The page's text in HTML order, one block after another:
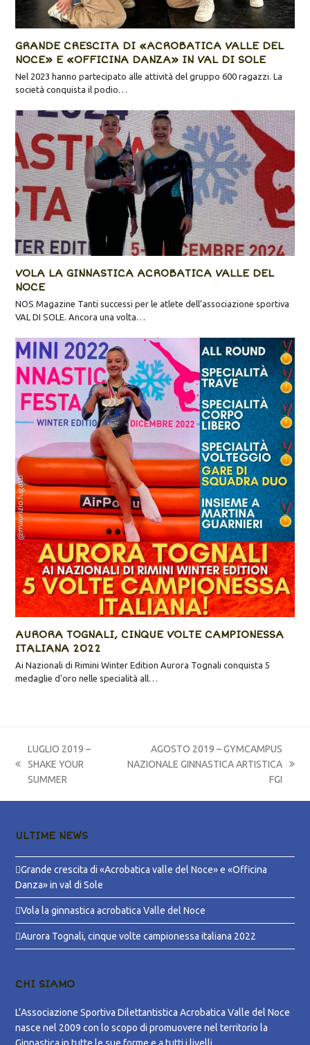
GRANDE CRESCITA DI «ACROBATICA VALLE DEL
NOCE» E «OFFICINA DANZA» IN VAL DI SOLE
Nel 2023 hanno partecipato alle attività del gruppo 600 ragazzi. La
società conquista il podio…
VOLA LA GINNASTICA ACROBATICA VALLE DEL
NOCE
NOS Magazine Tanti successi per le atlete dell’associazione sportiva
VAL DI SOLE. Ancora una volta…
AURORA TOGNALI, CINQUE VOLTE CAMPIONESSA
ITALIANA 2022
Ai Nazionali di Rimini Winter Edition Aurora Tognali conquista 5
medaglie d'oro nelle specialità all…
post
precedente:
LUGLIO 2019 –
SHAKE YOUR
SUMMER
articolo
AGOSTO 2019 – GYMCAMPUS
NAZIONALE GINNASTICA ARTISTICA
FGI
ULTIME NEWS
Grande crescita di «Acrobatica valle del Noce» e «Officina
Danza» in val di Sole
Vola la ginnastica acrobatica Valle del Noce
Aurora Tognali, cinque volte campionessa italiana 2022
CHI SIAMO
L’Associazione Sportiva Dilettantistica Acrobatica Valle del Noce
nasce nel 2009 con lo scopo di promuovere nel territorio la
Ginnastica in tutte le sue forme e a tutti i livelli.